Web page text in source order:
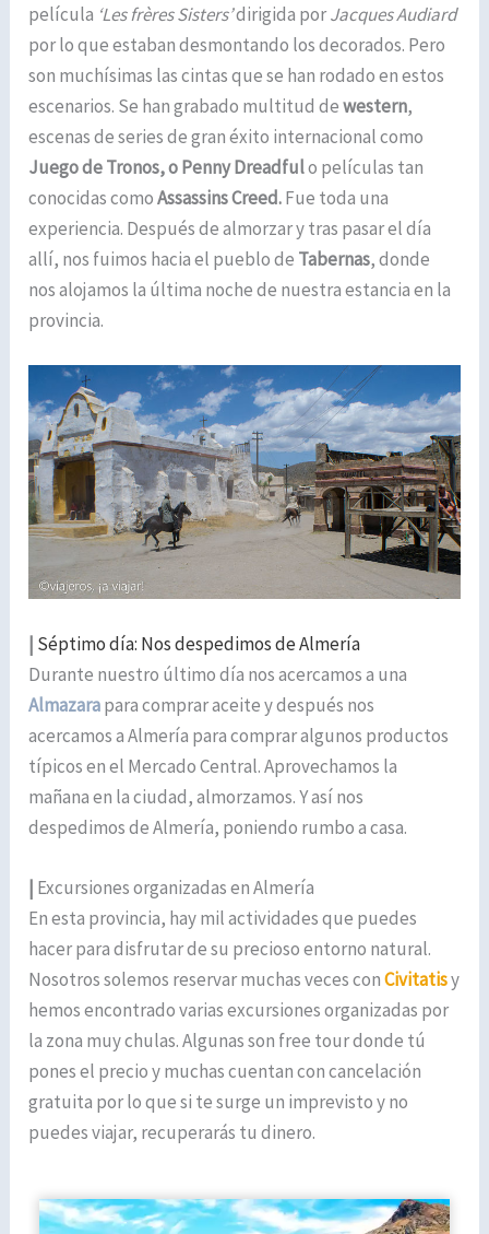
película ‘Les frères Sisters’dirigida porJacques Audiard
por lo que estaban desmontando los decorados. Pero
son muchísimas las cintas que se han rodado en estos
escenarios. Se han grabado multitud dewestern,
escenas de series de gran éxito internacional como
Juego de Tronos, o Penny Dreadfulo películas tan
conocidas comoAssassins Creed.Fue toda una
experiencia. Después de almorzar y tras pasar el día
allí, nos fuimos hacia el pueblo de Tabernas, donde
nos alojamos la última noche de nuestra estancia en la
provincia.
| Séptimo día: Nos despedimos de Almería
Durante nuestro último día nos acercamos a una
Almazarapara comprar aceite y después nos
acercamos a Almería para comprar algunos productos
típicos en el Mercado Central. Aprovechamos la
mañana en la ciudad, almorzamos. Y así nos
despedimos de Almería, poniendo rumbo a casa.
| Excursiones organizadas en Almería
En esta provincia, hay mil actividades que puedes
hacer para disfrutar de su precioso entorno natural.
Nosotros solemos reservar muchas veces conCivitatisy
hemos encontrado varias excursiones organizadas por
la zona muy chulas. Algunas son free tour donde tú
pones el precio y muchas cuentan con cancelación
gratuita por lo que si te surge un imprevisto y no
puedes viajar, recuperarás tu dinero.